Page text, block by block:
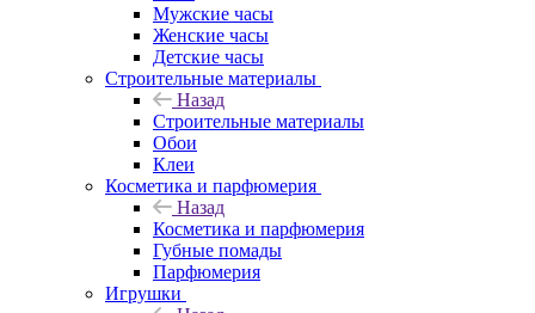
Мужские часы
Женские часы
Детские часы
Строительные материалы
Назад
Строительные материалы
Обои
Клеи
Косметика и парфюмерия
Назад
Косметика и парфюмерия
Губные помады
Парфюмерия
Игрушки